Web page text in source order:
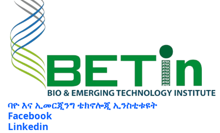
ባዮ እና ኢመርጂንግ ቴክኖሎጂ ኢንስቲቱዩት
Facebook
Linkedin
Youtube